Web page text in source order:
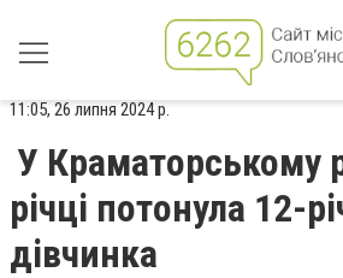
11:05, 26 липня 2024 р.
У Краматорському
річці потонула 12-
дівчинка